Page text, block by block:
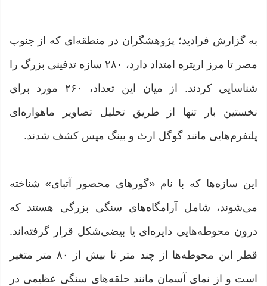
به گزارش فرادید؛ پژوهشگران در منطقه‌ای که از جنوب
مصر تا مرز اریتره امتداد دارد، ۲۸۰ سازه تدفینی بزرگ را
شناسایی کردند. از میان این تعداد، ۲۶۰ مورد برای
نخستین بار تنها از طریق تحلیل تصاویر ماهواره‌ای
پلتفرم‌هایی مانند گوگل ارث و بینگ مپس کشف شدند.
این سازه‌ها که با نام «گورهای محصور آتبای» شناخته
می‌شوند، شامل آرامگاه‌های سنگی بزرگی هستند که
درون محوطه‌هایی دایره‌ای یا بیضی‌شکل قرار گرفته‌اند.
قطر این محوطه‌ها از چند متر تا بیش از ۸۰ متر متغیر
است و از نمای آسمان مانند حلقه‌های سنگی عظیمی در